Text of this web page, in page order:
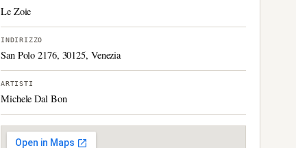
Le Zoie
INDIRIZZO
San Polo 2176, 30125, Venezia
ARTISTI
Michele Dal Bon